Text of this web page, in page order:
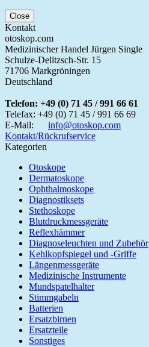
Close
Kontakt
otoskop.com
Medizinischer Handel Jürgen Single
Schulze-Delitzsch-Str. 15
71706 Markgröningen
Deutschland
Telefon: +49 (0) 71 45 / 991 66 61
Telefax: +49 (0) 71 45 / 991 66 69
E-Mail:
info@otoskop.com
Kontakt/Rückrufservice
Kategorien
Otoskope
Dermatoskope
Ophthalmoskope
Diagnostiksets
Stethoskope
Blutdruckmessgeräte
Reflexhämmer
Diagnoseleuchten und Zubehör
Kehlkopfspiegel und -Griffe
Längenmessgeräte
Medizinische Instrumente
Mundspatelhalter
Stimmgabeln
Batterien
Ersatzbirnen
Ersatzteile
Sonstiges